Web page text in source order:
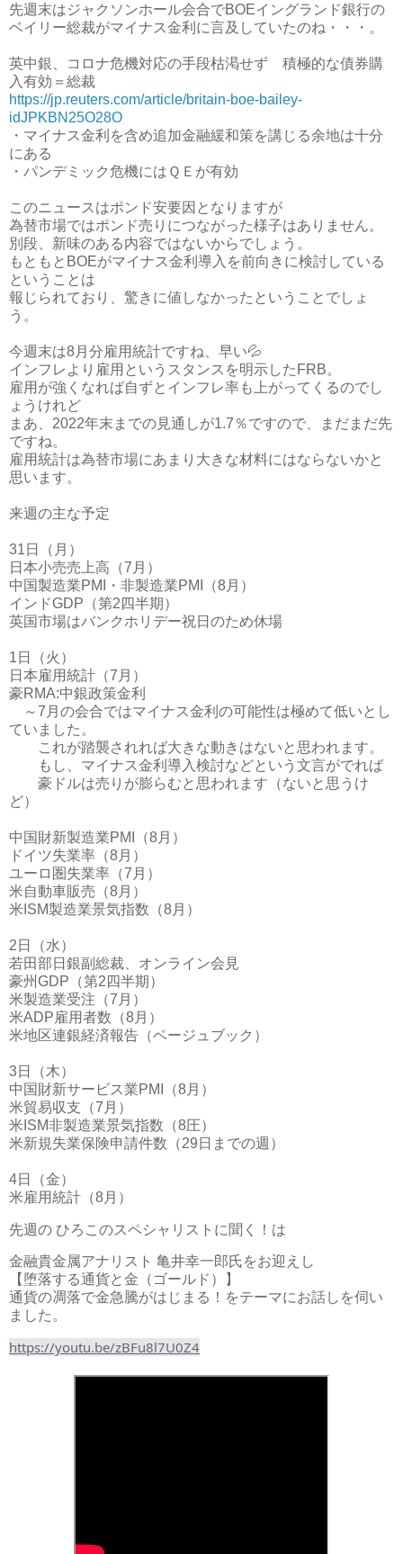
先週末はジャクソンホール会合でBOEイングランド銀行の
ベイリー総裁がマイナス金利に言及していたのね・・・。
英中銀、コロナ危機対応の手段枯渇せず 積極的な債券購
入有効＝総裁
https://jp.reuters.com/article/britain-boe-bailey-
idJPKBN25O28O
・マイナス金利を含め追加金融緩和策を講じる余地は十分
にある
・パンデミック危機にはＱＥが有効
このニュースはポンド安要因となりますが
為替市場ではポンド売りにつながった様子はありません。
別段、新味のある内容ではないからでしょう。
もともとBOEがマイナス金利導入を前向きに検討している
ということは
報じられており、驚きに値しなかったということでしょ
う。
今週末は8月分雇用統計ですね、早い💦
インフレより雇用というスタンスを明示したFRB。
雇用が強くなれば自ずとインフレ率も上がってくるのでし
ょうけれど
まあ、2022年末までの見通しが1.7％ですので、まだまだ先
ですね。
雇用統計は為替市場にあまり大きな材料にはならないかと
思います。
来週の主な予定
31日（月）
日本小売売上高（7月）
中国製造業PMI・非製造業PMI（8月）
インドGDP（第2四半期）
英国市場はバンクホリデー祝日のため休場
1日（火）
日本雇用統計（7月）
豪RMA:中銀政策金利
～7月の会合ではマイナス金利の可能性は極めて低いとし
ていました。
これが踏襲されれば大きな動きはないと思われます。
もし、マイナス金利導入検討などという文言がでれば
豪ドルは売りが膨らむと思われます（ないと思うけ
ど）
中国財新製造業PMI（8月）
ドイツ失業率（8月）
ユーロ圏失業率（7月）
米自動車販売（8月）
米ISM製造業景気指数（8月）
2日（水）
若田部日銀副総裁、オンライン会見
豪州GDP（第2四半期）
米製造業受注（7月）
米ADP雇用者数（8月）
米地区連銀経済報告（ベージュブック）
3日（木）
中国財新サービス業PMI（8月）
米貿易収支（7月）
米ISM非製造業景気指数（8圧）
米新規失業保険申請件数（29日までの週）
4日（金）
米雇用統計（8月）
先週の ひろこのスペシャリストに聞く！は
金融貴金属アナリスト 亀井幸一郎氏をお迎えし
【堕落する通貨と金（ゴールド）】
通貨の凋落で金急騰がはじまる！をテーマにお話しを伺い
ました。
https://youtu.be/zBFu8l7U0Z4